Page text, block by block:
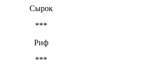
Сырок
***
Риф
***